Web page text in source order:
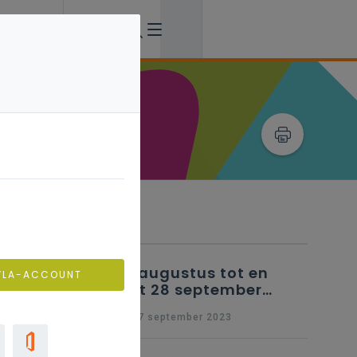
25 augustus tot en
met 28 september
vragen
wo 27 september 2023
ACCOUNT